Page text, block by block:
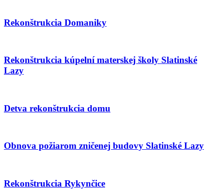
Rekonštrukcia Domaniky
Rekonštrukcia kúpelní materskej školy Slatinské
Lazy
Detva rekonštrukcia domu
Obnova požiarom zničenej budovy Slatinské Lazy
Rekonštrukcia Rykynčice